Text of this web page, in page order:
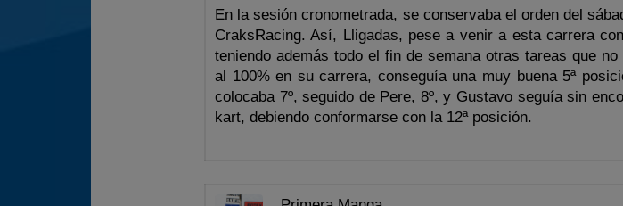
En la sesión cronometrada, se conservaba el orden del
CraksRacing. Así, Lligadas, pese a venir a esta carrera
teniendo además todo el fin de semana otras tareas que
al 100% en su carrera, conseguía una muy buena 5ª
colocaba 7º, seguido de Pere, 8º, y Gustavo seguía sin
kart, debiendo conformarse con la 12ª posición.